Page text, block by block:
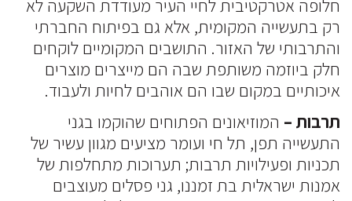
חלופה אטרקטיבית לחיי העיר מעודדת השקעה לא
רק בתעשייה המקומית, אלא גם בפיתוח החברתי
והתרבותי של האזור. התושבים המקומיים לוקחים
חלק ביוזמה משותפת שבה הם מייצרים מוצרים
איכותיים במקום שבו הם אוהבים לחיות ולעבוד.
תרבות – המוזיאונים הפתוחים שהוקמו בגני
התעשייה תפן, תל חי ועומר מציעים מגוון עשיר של
תכניות ופעילויות תרבות; תערוכות מתחלפות של
אמנות ישראלית בת זמננו, גני פסלים מעוצבים